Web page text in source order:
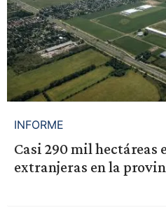
INFORME
Casi 290 mil hectáreas
extranjeras en la